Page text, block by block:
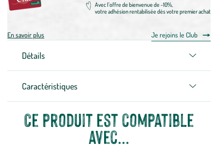
Avec l'offre de bienvenue de -10%,
votre adhésion rentabilisée dès votre premier achat
En savoir plus Je rejoins le Club
Détails
Caractéristiques
Ce produit est compatible
avec...